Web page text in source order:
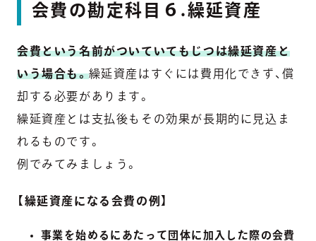
会費の勘定科目６.繰延資産
会費という名前がついていてもじつは繰延資産と
いう場合も。繰延資産はすぐには費用化できず、償
却する必要があります。
繰延資産とは支払後もその効果が長期的に見込ま
れるものです。
例でみてみましょう。
【繰延資産になる会費の例】
事業を始めるにあたって団体に加入した際の会費